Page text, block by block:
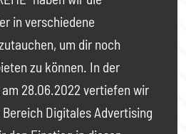
in verschiedene
um dir noch
zu können. In der
am 28.06.2022 vertiefen wir
Digitales Advertising